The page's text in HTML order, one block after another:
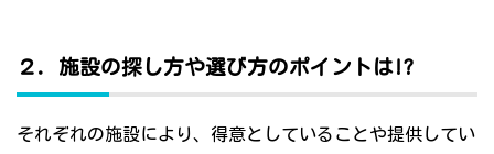
２．施設の探し方や選び方のポイントは!?
それぞれの施設により、得意としていることや提供してい